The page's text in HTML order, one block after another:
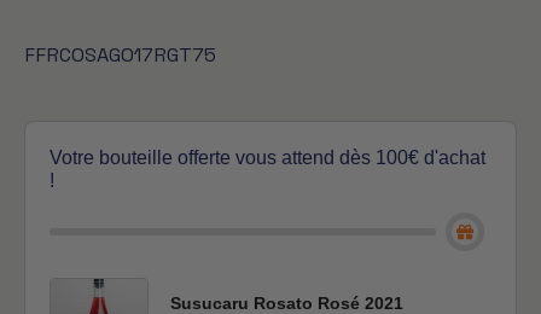
FFRCOSAGO17RGT75
Votre bouteille offerte vous attend dès 100€ d'achat
!
Susucaru Rosato Rosé 2021